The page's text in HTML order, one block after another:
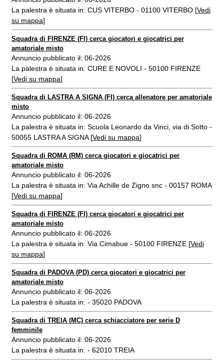
La palestra è situata in: CUS VITERBO - 01100 VITERBO [Vedi
su mappa]
Squadra di FIRENZE (FI) cerca giocatori e giocatrici per
amatoriale misto
Annuncio pubblicato il: 06-2026
La palestra è situata in: CURE E NOVOLI - 50100 FIRENZE
[Vedi su mappa]
Squadra di LASTRA A SIGNA (FI) cerca allenatore per amatoriale
misto
Annuncio pubblicato il: 06-2026
La palestra è situata in: Scuola Leonardo da Vinci, via di Sotto -
50055 LASTRA A SIGNA [Vedi su mappa]
Squadra di ROMA (RM) cerca giocatori e giocatrici per
amatoriale misto
Annuncio pubblicato il: 06-2026
La palestra è situata in: Via Achille de Zigno snc - 00157 ROMA
[Vedi su mappa]
Squadra di FIRENZE (FI) cerca giocatori e giocatrici per
amatoriale misto
Annuncio pubblicato il: 06-2026
La palestra è situata in: Via Cimabue - 50100 FIRENZE [Vedi
su mappa]
Squadra di PADOVA (PD) cerca giocatori e giocatrici per
amatoriale misto
Annuncio pubblicato il: 06-2026
La palestra è situata in: - 35020 PADOVA
Squadra di TREIA (MC) cerca schiacciatore per serie D
femminile
Annuncio pubblicato il: 06-2026
La palestra è situata in: - 62010 TREIA